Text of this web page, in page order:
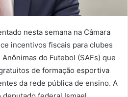
nesta semana na Câmara
incentivos fiscais para clubes
do Futebol (SAFs) que
de formação esportiva
da rede pública de ensino. A